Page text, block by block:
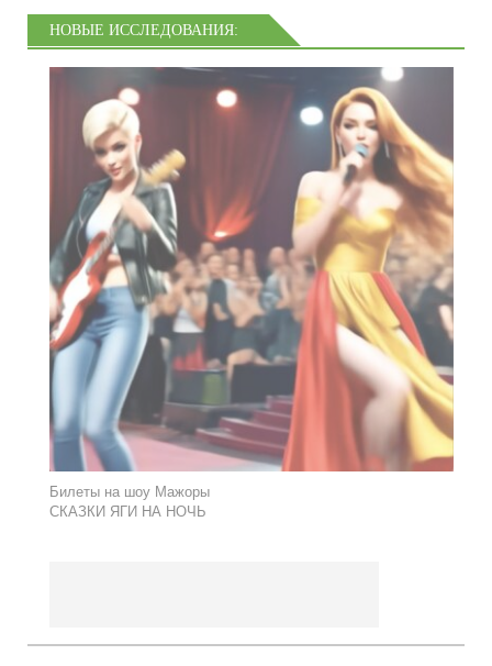
НОВЫЕ ИССЛЕДОВАНИЯ:
Билеты на шоу Мажоры
СКАЗКИ ЯГИ НА НОЧЬ